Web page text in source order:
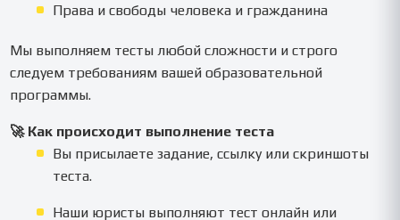
Права и свободы человека и гражданина
Мы выполняем тесты любой сложности и строго
следуем требованиям вашей образовательной
программы.
🚀 Как происходит выполнение теста
Вы присылаете задание, ссылку или скриншоты
теста.
Наши юристы выполняют тест онлайн или